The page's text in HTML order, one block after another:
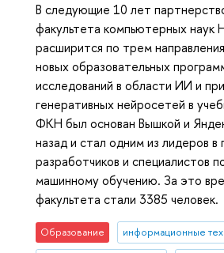
В следующие 10 лет
факультета компьютерных
расширится по трем
новых образовательных
исследований в области ИИ и
генеративных нейросетей в
ФКН был основан Вышкой и
назад и стал одним из лидеров в
разработчиков и специалистов
машинному обучению. За это
факультета стали 3385 человек.
Образование информационные